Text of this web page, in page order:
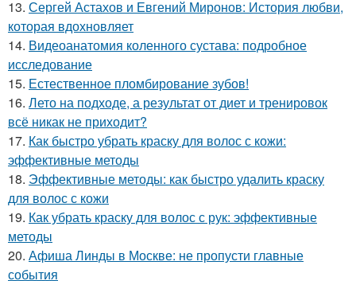
13. Сергей Астахов и Евгений Миронов: История любви,
которая вдохновляет
14. Видеоанатомия коленного сустава: подробное
исследование
15. Естественное пломбирование зубов!
16. Лето на подходе, а результат от диет и тренировок
всё никак не приходит?
17. Как быстро убрать краску для волос с кожи:
эффективные методы
18. Эффективные методы: как быстро удалить краску
для волос с кожи
19. Как убрать краску для волос с рук: эффективные
методы
20. Афиша Линды в Москве: не пропусти главные
события